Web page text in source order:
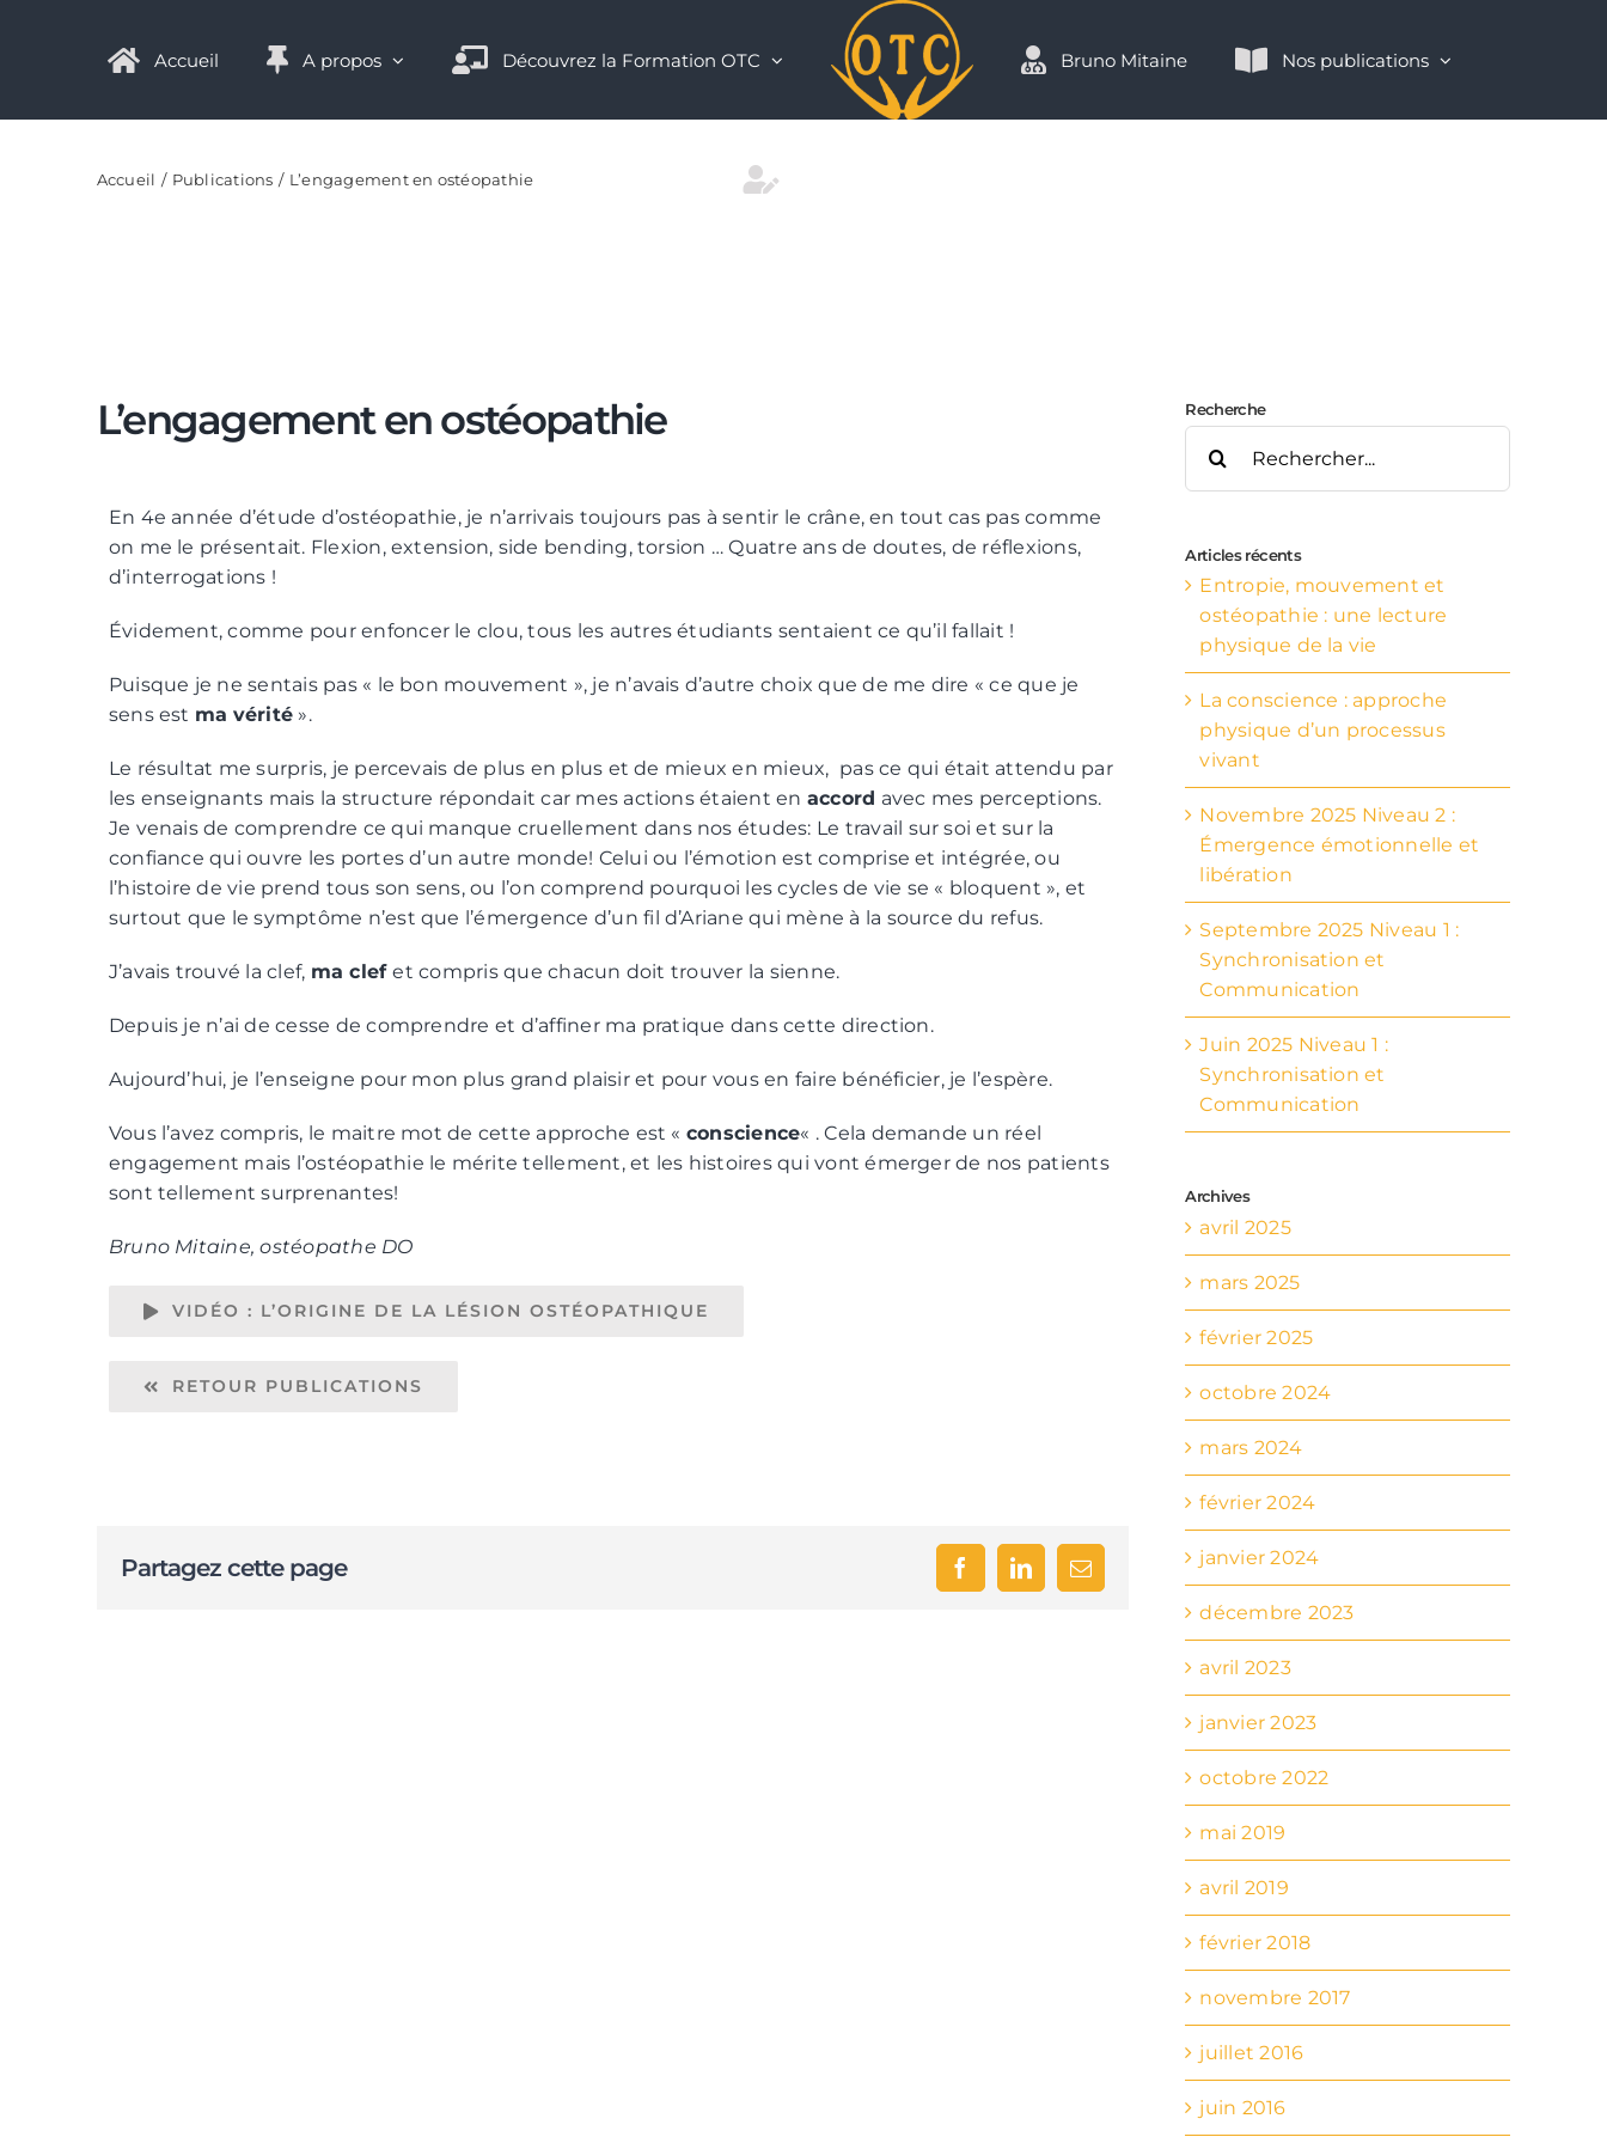
Accueil A propos Découvrez la Formation OTC Bruno Mitaine Nos publications
Accueil Publications L’engagement en ostéopathie
L’engagement en ostéopathie
En 4e année d’étude d’ostéopathie, je n’arrivais toujours pas à sentir le crâne, en tout cas pas comme
on me le présentait. Flexion, extension, side bending, torsion … Quatre ans de doutes, de réflexions,
d’interrogations !
Évidement, comme pour enfoncer le clou, tous les autres étudiants sentaient ce qu’il fallait !
Puisque je ne sentais pas « le bon mouvement », je n’avais d’autre choix que de me dire « ce que je
sens est ma vérité ».
Le résultat me surpris, je percevais de plus en plus et de mieux en mieux, pas ce qui était attendu par
les enseignants mais la structure répondait car mes actions étaient en accord avec mes perceptions.
Je venais de comprendre ce qui manque cruellement dans nos études: Le travail sur soi et sur la
confiance qui ouvre les portes d’un autre monde! Celui ou l’émotion est comprise et intégrée, ou
l’histoire de vie prend tous son sens, ou l’on comprend pourquoi les cycles de vie se « bloquent », et
surtout que le symptôme n’est que l’émergence d’un fil d’Ariane qui mène à la source du refus.
J’avais trouvé la clef, ma clefet compris que chacun doit trouver la sienne.
Depuis je n’ai de cesse de comprendre et d’affiner ma pratique dans cette direction.
Aujourd’hui, je l’enseigne pour mon plus grand plaisir et pour vous en faire bénéficier, je l’espère.
Vous l’avez compris, le maitre mot de cette approche est « conscience« . Cela demande un réel
engagement mais l’ostéopathie le mérite tellement, et les histoires qui vont émerger de nos patients
sont tellement surprenantes!
Bruno Mitaine, ostéopathe DO
VIDÉO : L’ORIGINE DE LA LÉSION OSTÉOPATHIQUE
RETOUR PUBLICATIONS
Partagez cette page FacebookLinkedInEmail
Recherche
Articles récents
Entropie, mouvement et
ostéopathie : une lecture
physique de la vie
La conscience : approche
physique d’un processus
vivant
Novembre 2025 Niveau 2 :
Émergence émotionnelle et
libération
Septembre 2025 Niveau 1 :
Synchronisation et
Communication
Juin 2025 Niveau 1 :
Synchronisation et
Communication
Archives
avril 2025
mars 2025
février 2025
octobre 2024
mars 2024
février 2024
janvier 2024
décembre 2023
avril 2023
janvier 2023
octobre 2022
mai 2019
avril 2019
février 2018
novembre 2017
juillet 2016
juin 2016